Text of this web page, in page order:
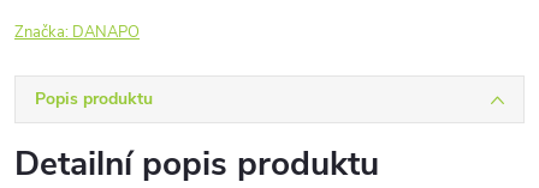
Značka: DANAPO
Popis produktu
Detailní popis produktu